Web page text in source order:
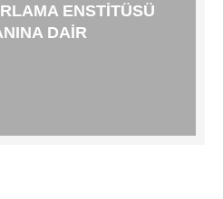
ENSTITÜSÜ
DAIR